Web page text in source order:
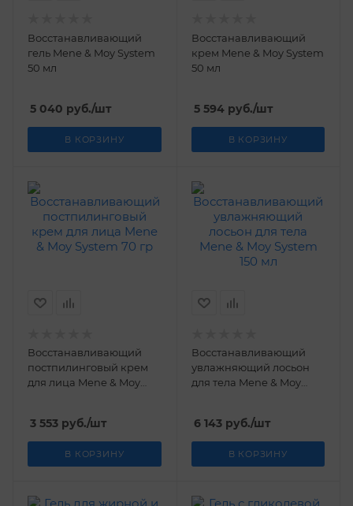
Восстанавливающий
гель Mene & Moy System
50 мл
5 040 руб./шт
В КОРЗИНУ
Восстанавливающий
крем Mene & Moy System
50 мл
5 594руб./шт
В КОРЗИНУ
Восстанавливающий
постпилинговый крем
для лица Mene & Moy
3 553 руб./шт
В КОРЗИНУ
Восстанавливающий
увлажняющий лосьон
для тела Mene & Moy
6 143руб./шт
В КОРЗИНУ